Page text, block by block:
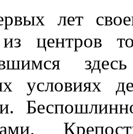
лет
центров
условиях